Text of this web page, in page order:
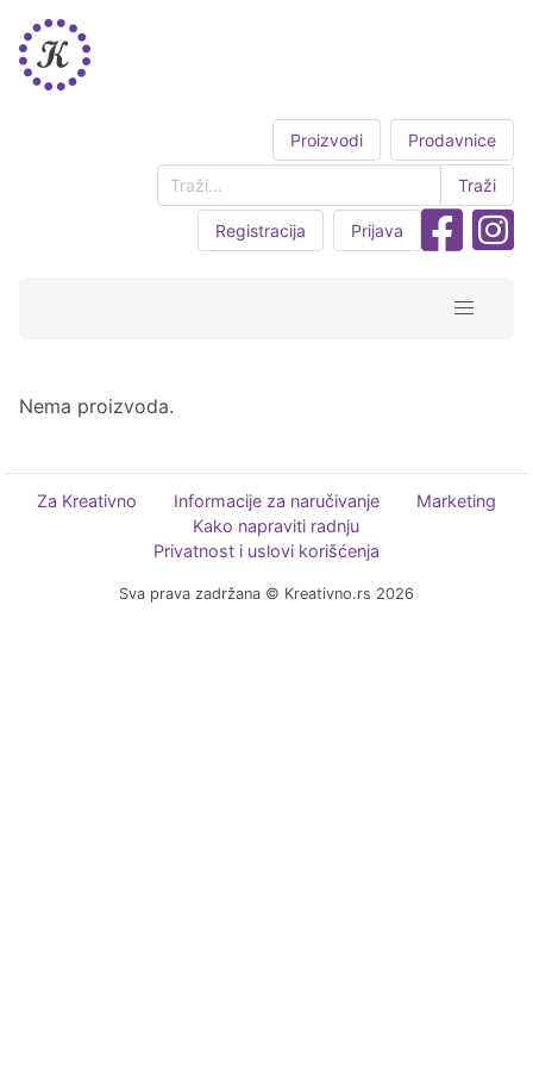
Proizvodi Prodavnice
Traži
Registracija Prijava
Nema proizvoda.
Za Kreativno
Informacije za naručivanje
Kako napraviti radnju
Marketing
Privatnost i uslovi korišćenja
Sva prava zadržana © Kreativno.rs 2026